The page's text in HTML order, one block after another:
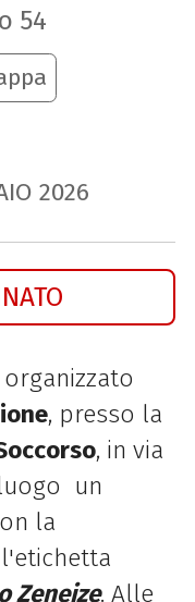
54
2026
, presso la
, in via
un
la
Zeneize. Alle